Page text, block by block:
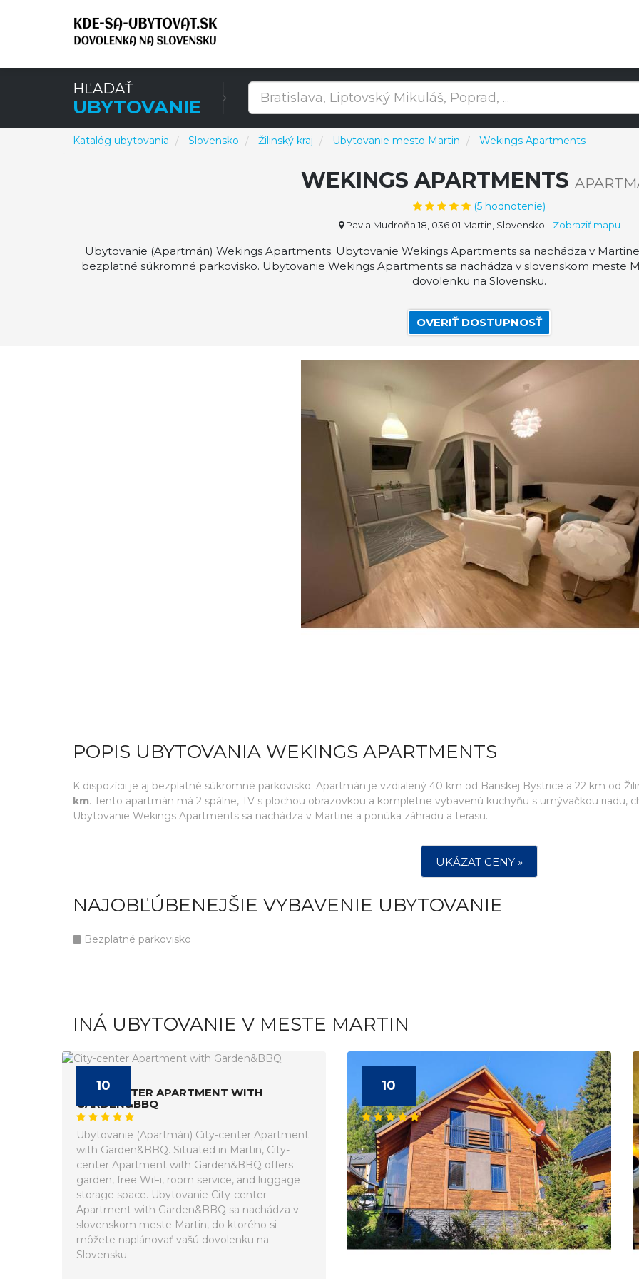
HĽADAŤ
UBYTOVANIE
Katalóg ubytovania Slovensko Žilinský kraj Ubytovanie mesto Martin Wekings Apartments
WEKINGS APARTMENTS
(5 hodnotenie)
Pavla Mudroňa 18, 036 01 Martin, Slovensko - Zobraziť mapu
Ubytovanie (Apartmán) Wekings Apartments. Ubytovanie Wekings Apartments sa nachádza v
bezplatné súkromné parkovisko. Ubytovanie Wekings Apartments sa nachádza v slovenskom meste
dovolenku na Slovensku.
OVERIŤ DOSTUPNOSŤ
POPIS UBYTOVANIA WEKINGS APARTMENTS
K dispozícii je aj bezplatné súkromné parkovisko. Apartmán je vzdialený 40 km od Banskej Bystrice a 22 km od
km. Tento apartmán má 2 spálne, TV s plochou obrazovkou a kompletne vybavenú kuchyňu s umývačkou riadu,
Ubytovanie Wekings Apartments sa nachádza v Martine a ponúka záhradu a terasu.
UKÁZAT CENY »
NAJOBĽÚBENEJŠIE VYBAVENIE UBYTOVANIE
Bezplatné parkovisko
INÁ UBYTOVANIE V MESTE MARTIN
10
CITY-CENTER APARTMENT WITH
GARDEN&BBQ
Ubytovanie (Apartmán) City-center Apartment
with Garden&BBQ. Situated in Martin, City-
center Apartment with Garden&BBQ offers
garden, free WiFi, room service, and luggage
storage space. Ubytovanie City-center
Apartment with Garden&BBQ sa nachádza v
slovenskom meste Martin, do ktorého si
môžete naplánovať vašú dovolenku na
Slovensku.
10